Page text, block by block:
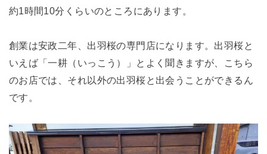
約1時間10分くらいのところにあります。
創業は安政二年、出羽桜の専門店になります。出羽桜と
いえば「一耕（いっこう）」とよく聞きますが、こちら
のお店では、それ以外の出羽桜と出会うことができるん
です。